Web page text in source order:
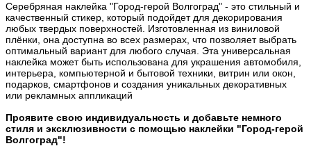
Серебряная наклейка "Город-герой Волгоград" - это стильный и
качественный стикер, который подойдет для декорирования
любых твердых поверхностей. Изготовленная из виниловой
плёнки, она доступна во всех размерах, что позволяет выбрать
оптимальный вариант для любого случая. Эта универсальная
наклейка может быть использована для украшения автомобиля,
интерьера, компьютерной и бытовой техники, витрин или окон,
подарков, смартфонов и создания уникальных декоративных
или рекламных аппликаций
Проявите свою индивидуальность и добавьте немного
стиля и эксклюзивности с помощью наклейки "Город-герой
Волгоград"!